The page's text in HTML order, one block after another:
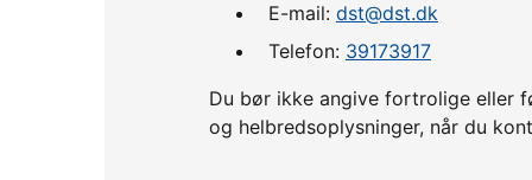
E-mail: dst@dst.dk
Telefon: 39173917
Du bør ikke angive fortrolige eller
og helbredsoplysninger, når du